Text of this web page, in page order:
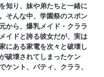
知り、妹や弟たちと一緒に
そんな中、学園祭のスポン
から、爆乳メイド・クララ
イドと誇る彼女だが、実は
にある家電を次々と破壊し
破壊されてしまったケン
ケント、パティ、クララ、